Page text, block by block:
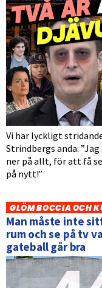
Vi har lyckligt
Strindbergs anda:
ner på allt, för att få
på nytt!”
GLÖM BOCCIA OCH
Man måste inte
rum och se på tv
gateball går bra